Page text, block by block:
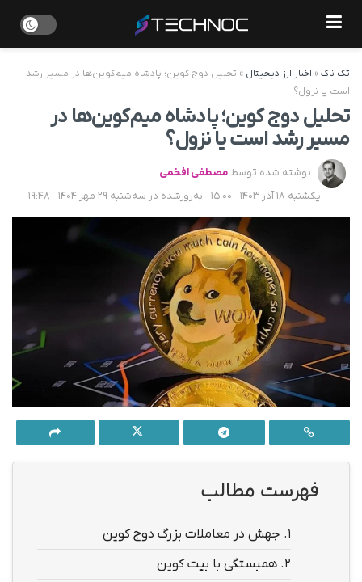
تک ناک» اخبار ارز دیجیتال » تحلیل دوج کوین؛ پادشاه میم‌کوین‌ها در مسیر رشد
است یا نزول؟
تحلیل دوج کوین؛ پادشاه میم‌کوین‌ها در
مسیر رشد است یا نزول؟
نوشته شده توسط مصطفی افخمی
یکشنبه 18 آذر 1403 - 15:00 - به‌روزشده در سه‌شنبه 29 مهر 1404 - 19:48
فهرست مطالب
1. جهش در معاملات بزرگ دوج کوین
2. همبستگی با بیت کوین